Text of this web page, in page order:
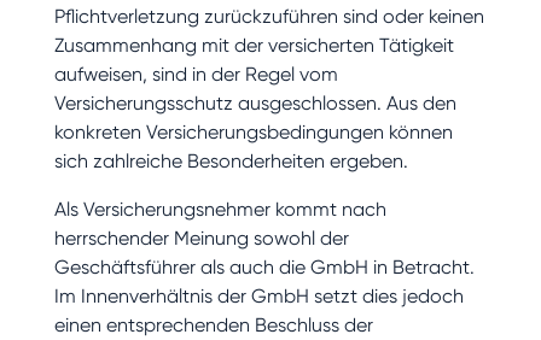
Pflichtverletzung zurückzuführen sind oder keinen
Zusammenhang mit der versicherten Tätigkeit
aufweisen, sind in der Regel vom
Versicherungsschutz ausgeschlossen. Aus den
konkreten Versicherungsbedingungen können
sich zahlreiche Besonderheiten ergeben.
Als Versicherungsnehmer kommt nach
herrschender Meinung sowohl der
Geschäftsführer als auch die GmbH in Betracht.
Im Innenverhältnis der GmbH setzt dies jedoch
einen entsprechenden Beschluss der